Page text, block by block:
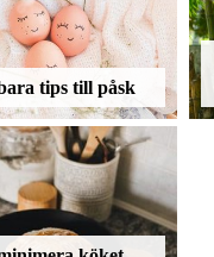
tips till påsk